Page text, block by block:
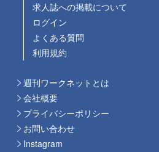
求人誌への掲載について
ログイン
よくある質問
利用規約
週刊ワークネットとは
会社概要
プライバシーポリシー
お問い合わせ
Instagram